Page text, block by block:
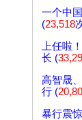
一个中
(23,518
上任啦
长 (
高智晟
行 (
暴行震